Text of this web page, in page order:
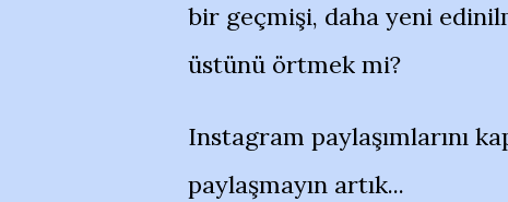
bir geçmişi, daha yeni
üstünü örtmek mi?
Instagram paylaşımlarını
paylaşmayın artık...